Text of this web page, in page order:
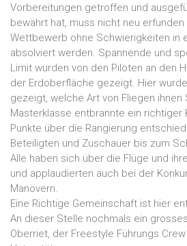
Vorbereitungen getroffen und
bewährt hat, muss nicht neu
Wettbewerb ohne Schwierigkeiten in
absolviert werden. Spannende und
Limit wurden von den Piloten an den
der Erdoberfläche gezeigt. Hier
gezeigt, welche Art von Fliegen
Masterklasse entbrannte ein richtiger
Punkte über die Rangierung
Beteiligten und Zuschauer bis zum
Alle haben sich über die Flüge und
und applaudierten auch bei der
Manövern.
Eine Richtige Gemeinschaft ist hier
An dieser Stelle nochmals ein
Oberriet, der Freestyle Führungs